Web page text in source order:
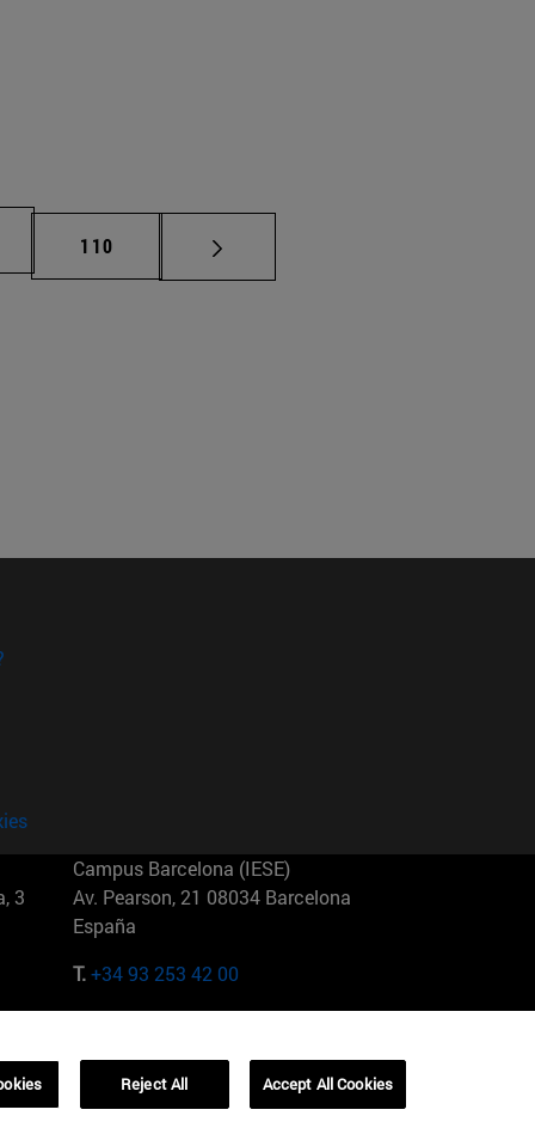
Página
110
3
Campus Barcelona (IESE)
Av. Pearson, 21 08034 Barcelona
España
T.+34 93 253 42 00
01321001 Bela Vista Brasil
Reject All Accept All Cookies